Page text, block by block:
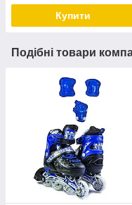
Купити
Подібні товари